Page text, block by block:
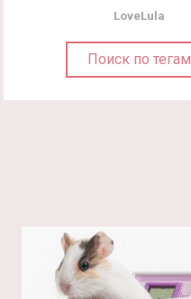
LoveLula
Поиск по тегам